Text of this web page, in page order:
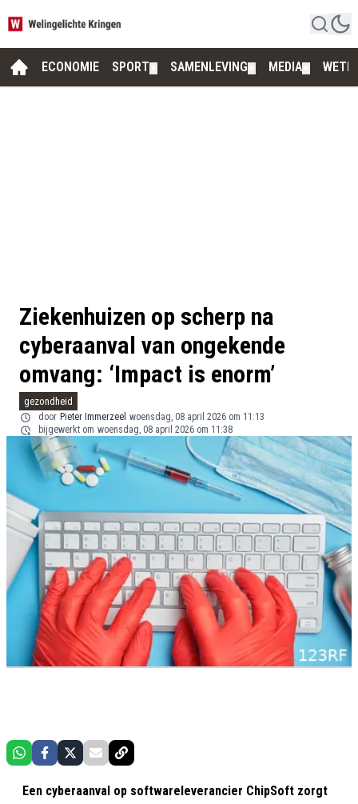
ECONOMIE SPORT SAMENLEVING MEDIA
Ziekenhuizen op scherp na
cyberaanval van ongekende
omvang: ‘Impact is enorm’
gezondheid
door Pieter Immerzeel woensdag, 08 april 2026 om 11:13
bijgewerkt om woensdag, 08 april 2026 om 11:38
Een cyberaanval op softwareleverancier ChipSoft zorgt